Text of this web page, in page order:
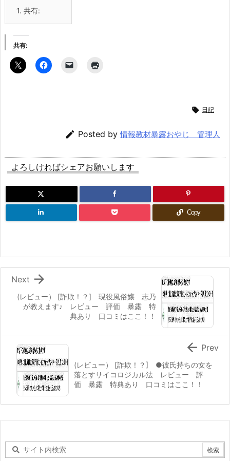
1. 共有:
共有:
 日記
 Posted by情報教材暴露おやじ 管理人
よろしければシェアお願いします
Copy
(レビュー） [詐欺！？] 現役風俗嬢 志乃
が教えます♪ レビュー 評価 暴露 特
典あり 口コミはここ！！

Next
(レビュー） [詐欺！？] ●彼氏持ちの女を
落とすサイコロジカル法 レビュー 評
価 暴露 特典あり 口コミはここ！！
 Prev